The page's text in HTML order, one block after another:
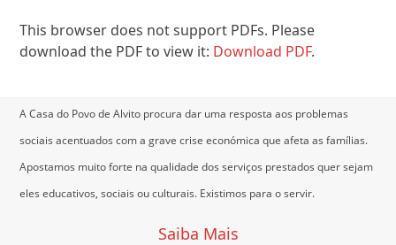
This browser does not support PDFs. Please
download the PDF to view it: Download PDF.
A Casa do Povo de Alvito procura dar uma resposta aos problemas
sociais acentuados com a grave crise económica que afeta as famílias.
Apostamos muito forte na qualidade dos serviços prestados quer sejam
eles educativos, sociais ou culturais. Existimos para o servir.
Saiba Mais